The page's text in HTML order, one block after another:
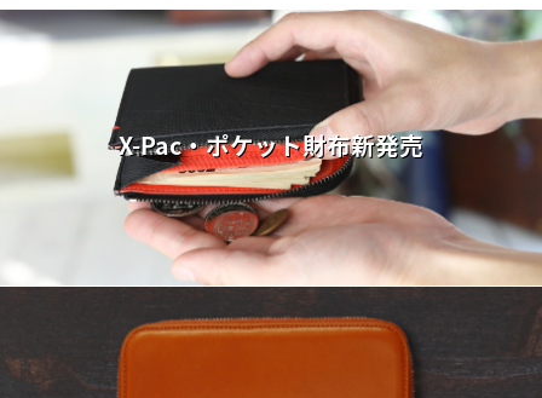
X-Pac・ポケット財布新発売